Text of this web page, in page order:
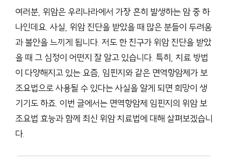
여러분, 위암은 우리나라에서 가장 흔히 발생하는 암 중 하
나인데요. 사실, 위암 진단을 받았을 때 많은 분들이 두려움
과 불안을 느끼게 됩니다. 저도 한 친구가 위암 진단을 받았
을 때 그 심정이 어떤지 잘 알고 있습니다. 특히, 치료 방법
이 다양해지고 있는 요즘, 임핀지와 같은 면역항암제가 보
조요법으로 사용될 수 있다는 사실을 알게 되면 희망이 생
기기도 하죠. 이번 글에서는 면역항암제 임핀지의 위암 보
조요법 효능과 함께 최신 위암 치료법에 대해 살펴보겠습니
다.